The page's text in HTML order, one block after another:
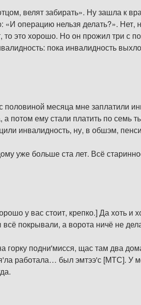
велят забирать». Ну зашла к
операцию нельзя делать?». Нет,
то это хорошо. Но он прожил три с
пока инвалидность
месяца мне заплатили
потом ему стали платить по семь
инвалидность, ну, в обшэм,
уже больше ста лет. Всё
у вас стоит, крепко.] Да хоть
покрывали, а ворота ничё не
горку подни'мисся, щас там два
работала… был эмтээ'с [МТС]. У